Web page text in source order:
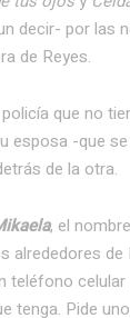
decir- por las
de Reyes.
que no
esposa -que
de la otra.
, el
alrededores de
teléfono celular
tenga. Pide